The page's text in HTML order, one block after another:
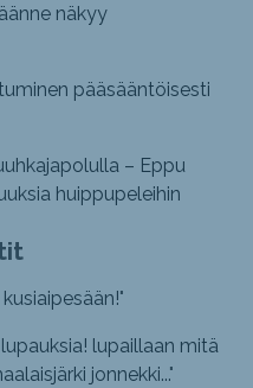
näkyy
pääsääntöisesti
– Eppu
huippupeleihin
"
lupaillaan mitä
jonnekki..."